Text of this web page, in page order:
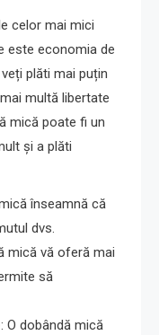
celor mai mici
este economia de
plăti mai puțin
multă libertate
mică poate fi un
și a plăti
înseamnă că
dvs.
mică vă oferă mai
să
: O dobândă mică